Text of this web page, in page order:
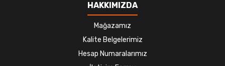
HAKKIMIZDA
Mağazamız
Kalite Belgelerimiz
Hesap Numaralarımız